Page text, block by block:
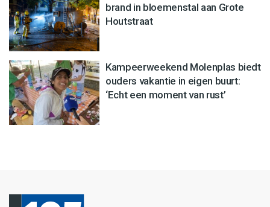
brand in bloemenstal aan Grote
Houtstraat
Kampeerweekend Molenplas biedt
ouders vakantie in eigen buurt:
‘Echt een moment van rust’